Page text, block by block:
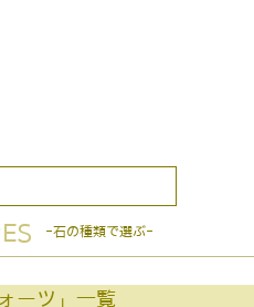
-石の種類で選ぶ-
ーツ」一覧